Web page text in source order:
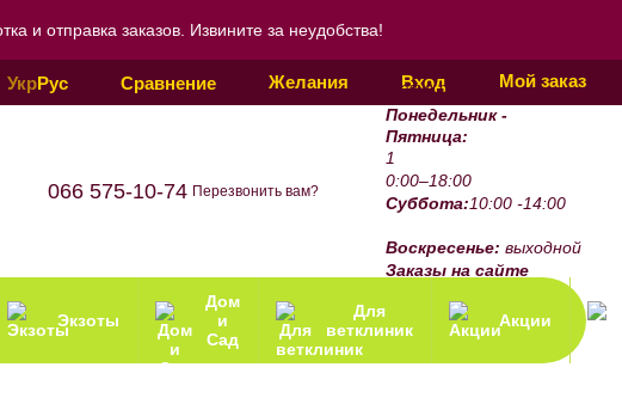
и отправка заказов. Извините за неудобства!
УкрРус Сравнение Желания Вход Мой заказ
066 575-10-74 Перезвонить вам?
График работы:
Понедельник -
Пятница:
1
0:00–18:00
Суббота:10:00 -14:00
Воскресенье: выходной
Заказы на сайте
Экзоты
Дом
и
Сад
Для
ветклиник
Акции